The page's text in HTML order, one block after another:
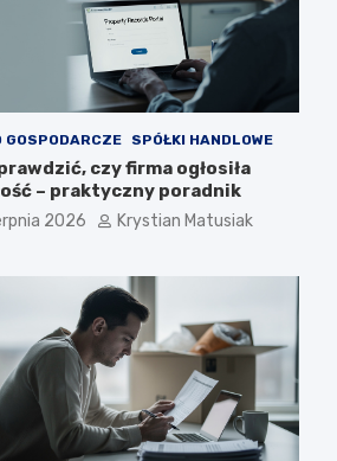
GOSPODARCZE SPÓŁKI HANDLOWE
czy firma ogłosiła
– praktyczny poradnik
2026 Krystian Matusiak